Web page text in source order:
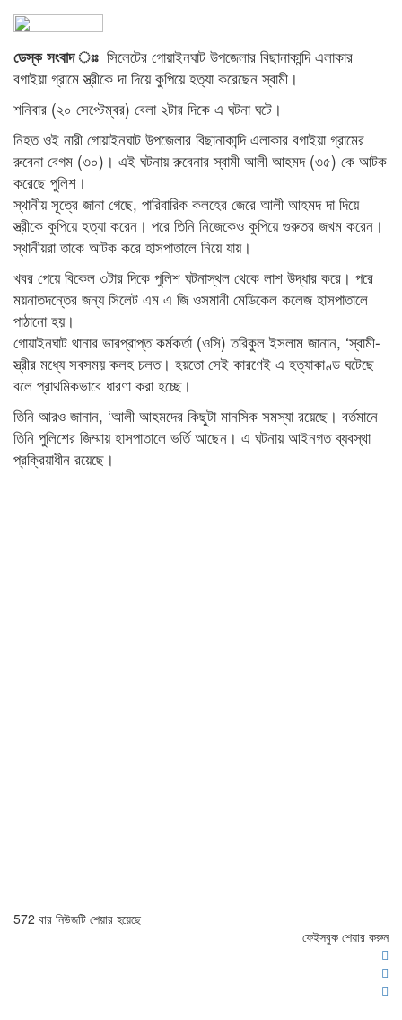
ডেস্ক সংবাদ ঃঃ সিলেটের গোয়াইনঘাট উপজেলার বিছানাকান্দি এলাকার
বগাইয়া গ্রামে স্ত্রীকে দা দিয়ে কুপিয়ে হত্যা করেছেন স্বামী।
শনিবার (২০ সেপ্টেম্বর) বেলা ২টার দিকে এ ঘটনা ঘটে।
নিহত ওই নারী গোয়াইনঘাট উপজেলার বিছানাকান্দি এলাকার বগাইয়া গ্রামের
রুবেনা বেগম (৩০)। এই ঘটনায় রুবেনার স্বামী আলী আহমদ (৩৫) কে আটক
করেছে পুলিশ।
স্থানীয় সূত্রে জানা গেছে, পারিবারিক কলহের জেরে আলী আহমদ দা দিয়ে
স্ত্রীকে কুপিয়ে হত্যা করেন। পরে তিনি নিজেকেও কুপিয়ে গুরুতর জখম করেন।
স্থানীয়রা তাকে আটক করে হাসপাতালে নিয়ে যায়।
খবর পেয়ে বিকেল ৩টার দিকে পুলিশ ঘটনাস্থল থেকে লাশ উদ্ধার করে। পরে
ময়নাতদন্তের জন্য সিলেট এম এ জি ওসমানী মেডিকেল কলেজ হাসপাতালে
পাঠানো হয়।
গোয়াইনঘাট থানার ভারপ্রাপ্ত কর্মকর্তা (ওসি) তরিকুল ইসলাম জানান, ‘স্বামী-
স্ত্রীর মধ্যে সবসময় কলহ চলত। হয়তো সেই কারণেই এ হত্যাকাণ্ড ঘটেছে
বলে প্রাথমিকভাবে ধারণা করা হচ্ছে।
তিনি আরও জানান, ‘আলী আহমদের কিছুটা মানসিক সমস্যা রয়েছে। বর্তমানে
তিনি পুলিশের জিম্মায় হাসপাতালে ভর্তি আছেন। এ ঘটনায় আইনগত ব্যবস্থা
প্রক্রিয়াধীন রয়েছে।
572 বার নিউজটি শেয়ার হয়েছে
ফেইসবুক শেয়ার করুন